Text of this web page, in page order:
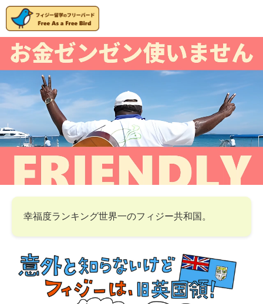
幸福度ランキング世界一のフィジー共和国。